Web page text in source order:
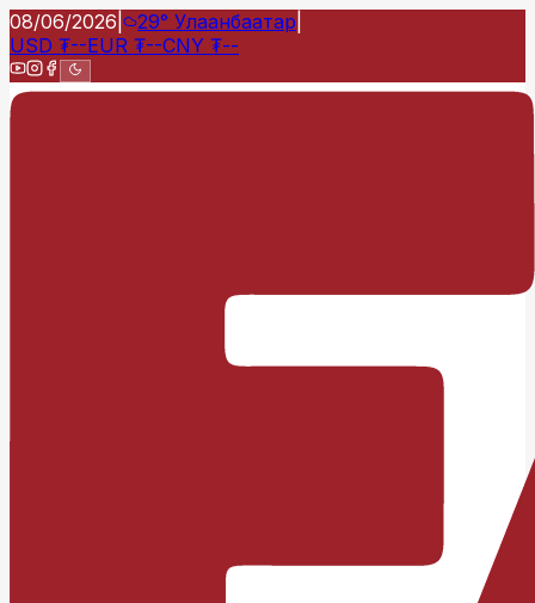
08/06/2026 29° Улаанбаатар
USD ₮--EUR ₮--CNY ₮--